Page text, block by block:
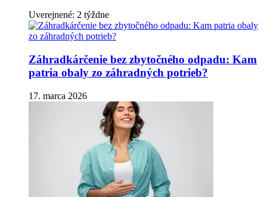
Uverejnené: 2 týždne
Záhradkárčenie bez zbytočného odpadu: Kam
patria obaly zo záhradných potrieb?
17. marca 2026